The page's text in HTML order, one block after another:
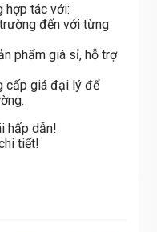
hợp tác với:
đến với từng
phẩm giá sỉ, hỗ trợ
cấp giá đại lý để
hấp dẫn!
tiết!